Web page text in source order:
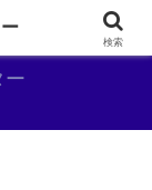
ー
検索